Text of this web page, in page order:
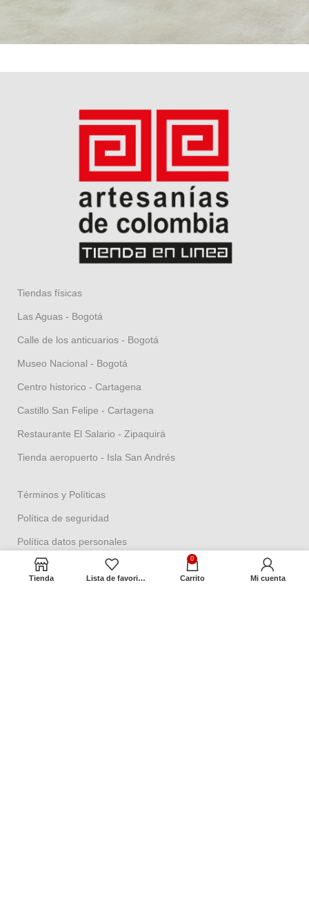
Tiendas físicas
Las Aguas - Bogotá
Calle de los anticuarios - Bogotá
Museo Nacional - Bogotá
Centro historico - Cartagena
Castillo San Felipe - Cartagena
Restaurante El Salario - Zipaquirá
Tienda aeropuerto - Isla San Andrés
Términos y Políticas
Política de seguridad
Política datos personales
Política Propiedad intelectual
Tienda Lista de favoritos
0
Carrito Mi cuenta